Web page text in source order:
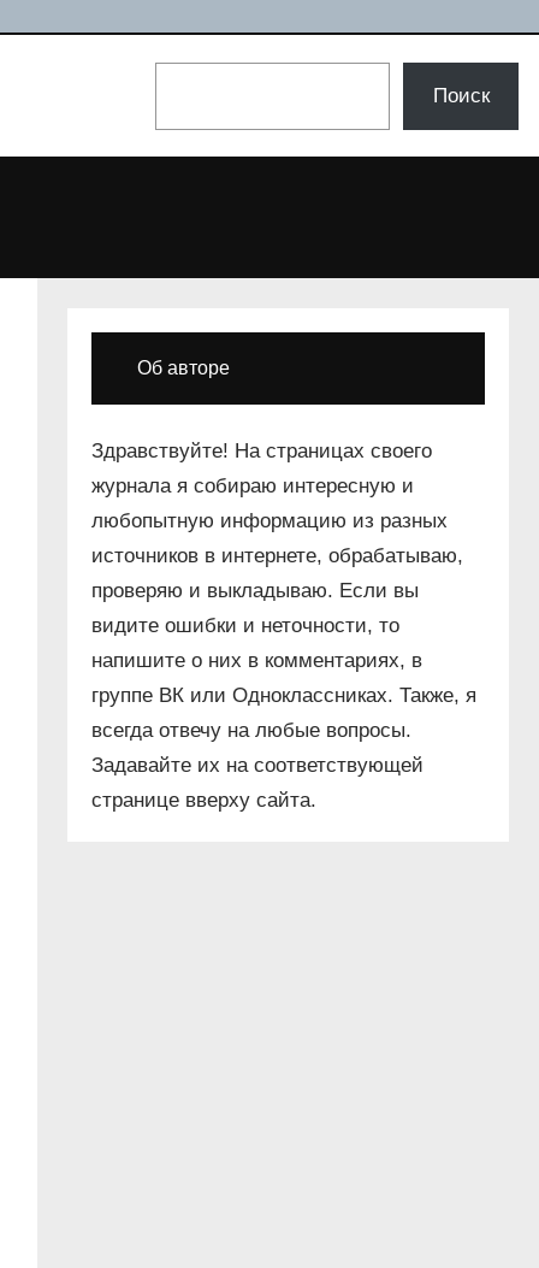
Поиск
Об авторе
Здравствуйте! На страницах своего
журнала я собираю интересную и
любопытную информацию из разных
источников в интернете, обрабатываю,
проверяю и выкладываю. Если вы
видите ошибки и неточности, то
напишите о них в комментариях, в
группе ВК или Одноклассниках. Также, я
всегда отвечу на любые вопросы.
Задавайте их на соответствующей
странице вверху сайта.